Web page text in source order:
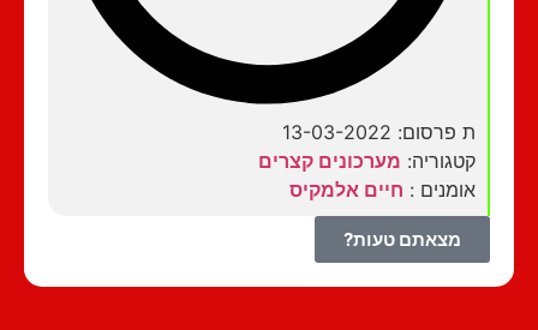
ת פרסום: 13-03-2022
קטגוריה:מערכונים קצרים
אומנים :חיים אלמקיס
מצאתם טעות?